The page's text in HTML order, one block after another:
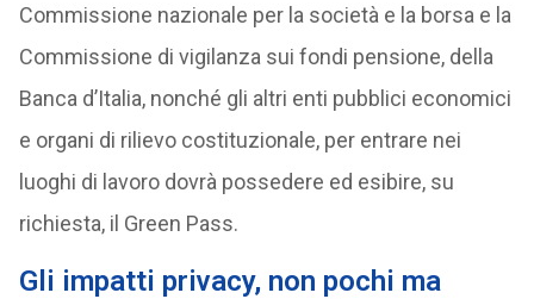
Commissione nazionale per la società e la borsa e la
Commissione di vigilanza sui fondi pensione, della
Banca d’Italia, nonché gli altri enti pubblici economici
e organi di rilievo costituzionale, per entrare nei
luoghi di lavoro dovrà possedere ed esibire, su
richiesta, il Green Pass.
Gli impatti privacy, non pochi ma